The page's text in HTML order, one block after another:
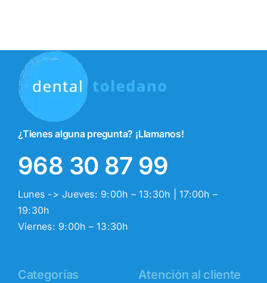
¿Tienes alguna pregunta? ¡Llamanos!
968 30 87 99
Lunes -> Jueves: 9:00h – 13:30h | 17:00h –
19:30h
Viernes: 9:00h – 13:30h
Categorías Atención al cliente